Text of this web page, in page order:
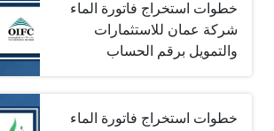
خطوات استخراج فاتورة الماء
شركة عمان للاستثمارات
والتمويل برقم الحساب
خطوات استخراج فاتورة الماء